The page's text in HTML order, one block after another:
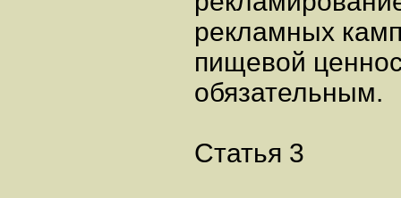
рекламных
пищевой
обязательным.
Статья 3